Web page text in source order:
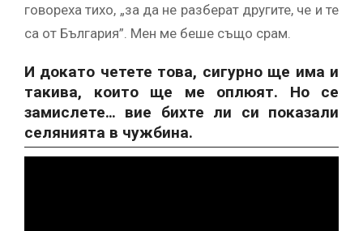
говореха тихо, „за да не разберат другите, че и те
са от България”. Мен ме беше също срам.
И докато четете това, сигурно ще има и
такива, които ще ме оплюят. Но се
замислете… вие бихте ли си показали
селянията в чужбина.